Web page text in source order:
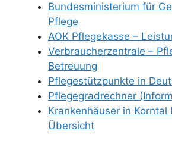
Bundesministerium für
Pflege
AOK Pflegekasse –
Verbraucherzentrale –
Betreuung
Pflegestützpunkte in
Pflegegradrechner
Krankenhäuser in Korntal
Übersicht